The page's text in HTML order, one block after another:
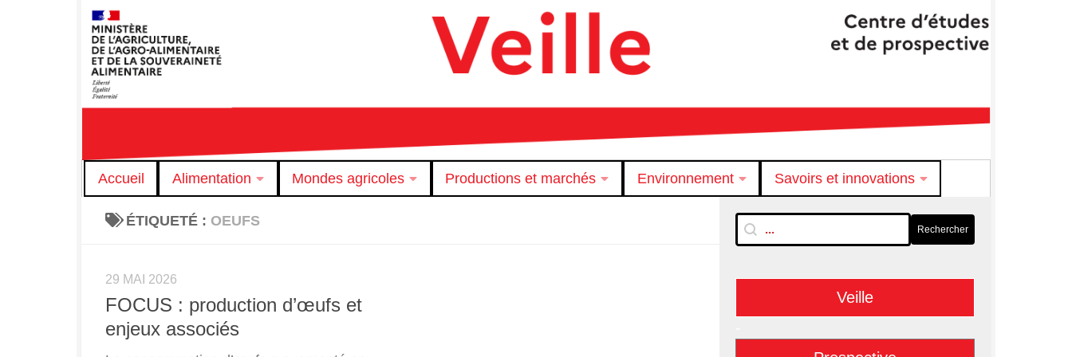
Skip to content
Accueil Alimentation Mondes agricoles Productions et marchés Environnement Savoirs et innovations
ÉTIQUETÉ : OEUFS
29 MAI 2026
FOCUS : production d’œufs et
enjeux associés
RechTextuelle-BarreLat
Rechercher Rechercher
Veille